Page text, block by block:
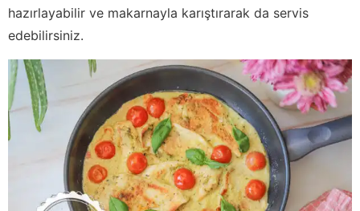
hazırlayabilir ve makarnayla karıştırarak da servis
edebilirsiniz.